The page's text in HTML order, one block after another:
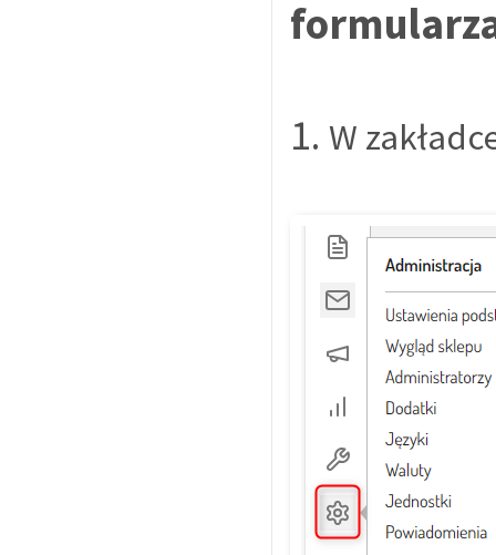
1. W